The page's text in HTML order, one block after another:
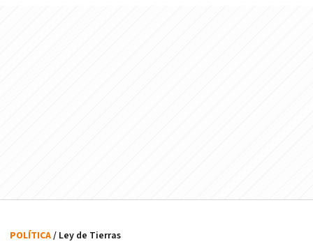
POLÍTICA/ Ley de Tierras